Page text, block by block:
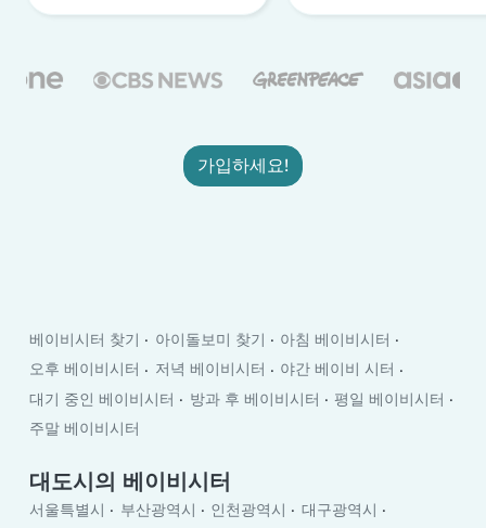
가입하세요!
베이비시터 찾기 아이돌보미 찾기
아침 베이비시터
오후 베이비시터
저녁 베이비시터
야간 베이비 시터
대기 중인 베이비시터
방과 후 베이비시터
평일 베이비시터
주말 베이비시터
대도시의 베이비시터
서울특별시 부산광역시 인천광역시
대구광역시